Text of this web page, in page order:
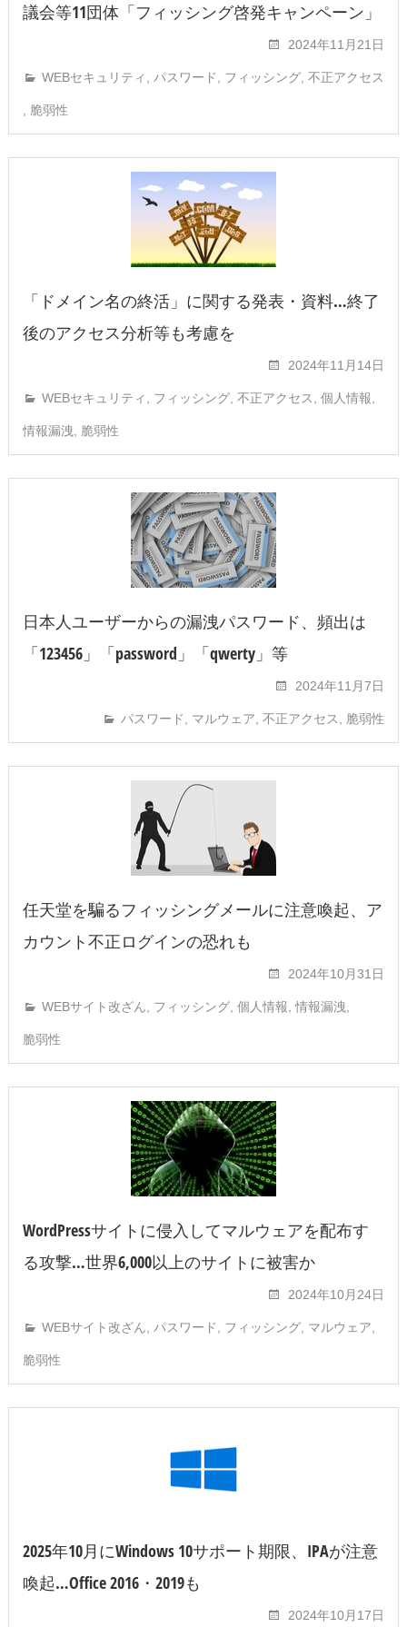
議会等11団体「フィッシング啓発キャンペーン」
2024年11月21日
WEBセキュリティ パスワード フィッシング, 不正アクセス
脆弱性
「ドメイン名の終活」に関する発表・資料…終了
後のアクセス分析等も考慮を
2024年11月14日
WEBセキュリティ フィッシング, 不正アクセス 個人情報
情報漏洩 脆弱性
日本人ユーザーからの漏洩パスワード、頻出は
「123456」「password」「qwerty」等
2024年11月7日
パスワード マルウェア ,不正アクセス 脆弱性
任天堂を騙るフィッシングメールに注意喚起、ア
カウント不正ログインの恐れも
2024年10月31日
WEBサイト改ざん フィッシング, 個人情報 ,情報漏洩
脆弱性
WordPressサイトに侵入してマルウェアを配布す
る攻撃…世界6,000以上のサイトに被害か
2024年10月24日
WEBサイト改ざん パスワード フィッシング, マルウェア
脆弱性
2025年10月にWindows 10サポート期限、IPAが注意
喚起…Office 2016・2019も
2024年10月17日